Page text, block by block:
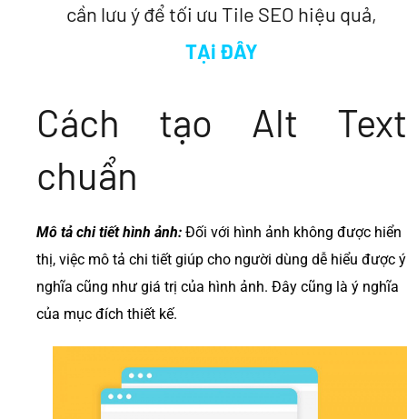
cần lưu ý để tối ưu Tile SEO hiệu quả,
TẠi ĐÂY
Cách tạo Alt Text
chuẩn
Mô tả chi tiết hình ảnh: Đối với hình ảnh không được hiển
thị, việc mô tả chi tiết giúp cho người dùng dễ hiểu được ý
nghĩa cũng như giá trị của hình ảnh. Đây cũng là ý nghĩa
của mục đích thiết kế.